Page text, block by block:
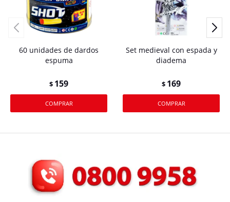
60 unidades de dardos
espuma
$ 159
Set medieval con espada y
diadema
$ 169